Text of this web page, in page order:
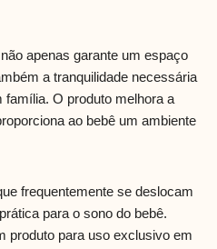
apenas garante um espaço
a tranquilidade necessária
O produto melhora a
ao bebê um ambiente
frequentemente se deslocam
para o sono do bebê.
produto para uso exclusivo em